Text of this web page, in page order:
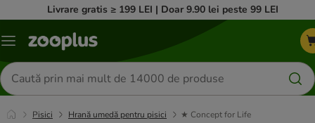
Livrare gratis ≥ 199 LEI | Doar 9.90 lei peste 99 LEI
Categorii
Căutare
produse
Pisici Hrană umedă pentru pisici ★ Concept for Life